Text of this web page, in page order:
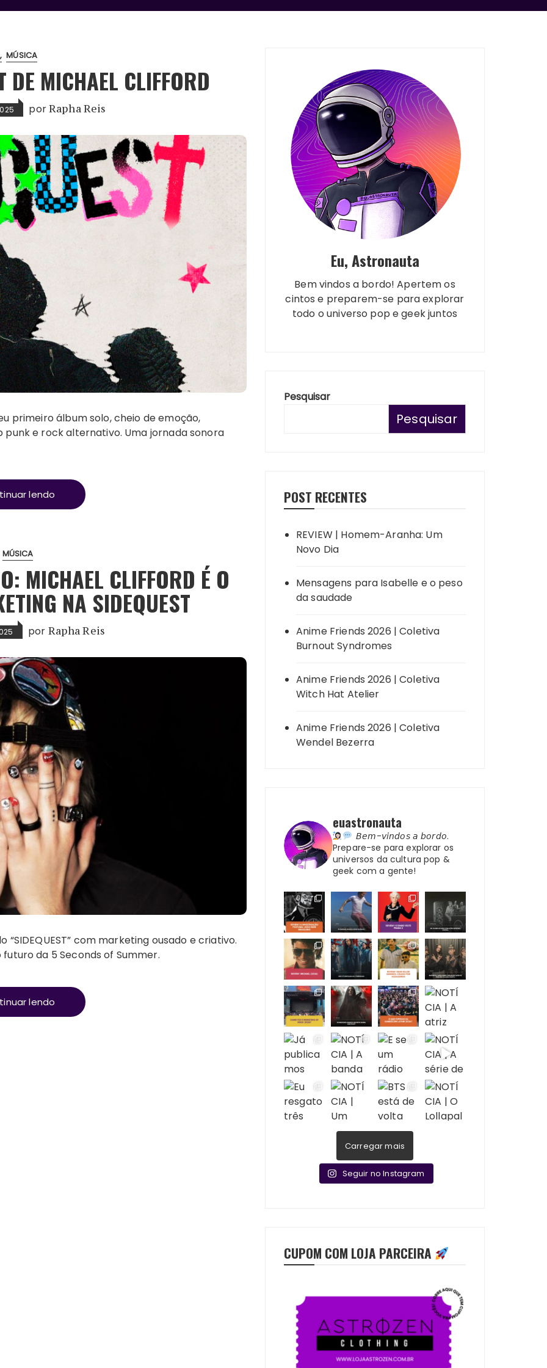
MÚSICA
DE MICHAEL CLIFFORD
porRapha Reis
primeiro álbum solo, cheio de emoção,
e rock alternativo. Uma jornada sonora
lendo
MÚSICA
MICHAEL CLIFFORD É O
NA SIDEQUEST
por Rapha Reis
com marketing ousado e criativo.
da 5 Seconds of Summer.
lendo
Eu, Astronauta
Bem vindos a bordo! Apertem os
cintos e preparem-se para explorar
todo o universo pop e geek juntos
Pesquisar
Pesquisar
POST RECENTES
REVIEW | Homem-Aranha: Um
Novo Dia
Mensagens para Isabelle e o peso
da saudade
Anime Friends 2026 | Coletiva
Burnout Syndromes
Anime Friends 2026 | Coletiva
Witch Hat Atelier
Anime Friends 2026 | Coletiva
Wendel Bezerra
euastronauta
𝘉𝘦𝘮-𝘷𝘪𝘯𝘥𝘰𝘴 𝘢 𝘣𝘰𝘳𝘥𝘰.
Prepare-se para explorar os
universos da cultura pop &
geek com a gente!
Carregar mais
Seguir no Instagram
CUPOM COM LOJA PARCEIRA